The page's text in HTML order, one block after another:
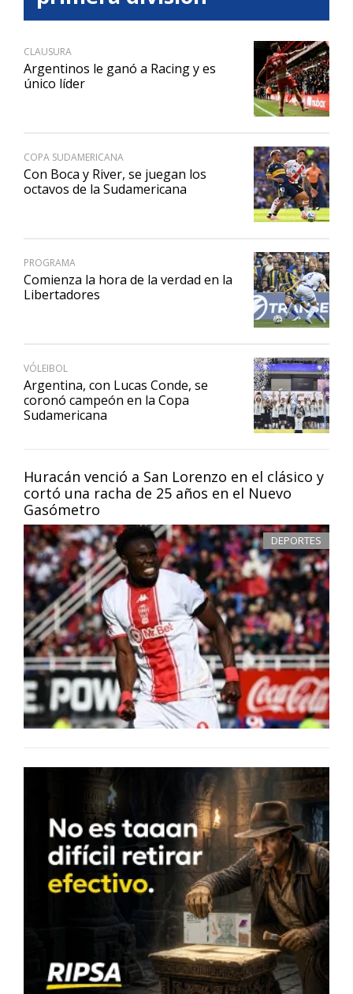
Huracán venció a San Lorenzo en el clásico y
cortó una racha de 25 años en el Nuevo
Gasómetro
DEPORTES
CLAUSURA
Argentinos le ganó a Racing y es
único líder
COPA SUDAMERICANA
Con Boca y River, se juegan los
octavos de la Sudamericana
PROGRAMA
Comienza la hora de la verdad en la
Libertadores
VÓLEIBOL
Argentina, con Lucas Conde, se
coronó campeón en la Copa
Sudamericana